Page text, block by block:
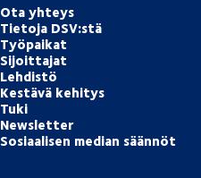
Ota yhteys
Tietoja DSV:stä
Työpaikat
Sijoittajat
Lehdistö
Kestävä kehitys
Tuki
Newsletter
Sosiaalisen median säännöt